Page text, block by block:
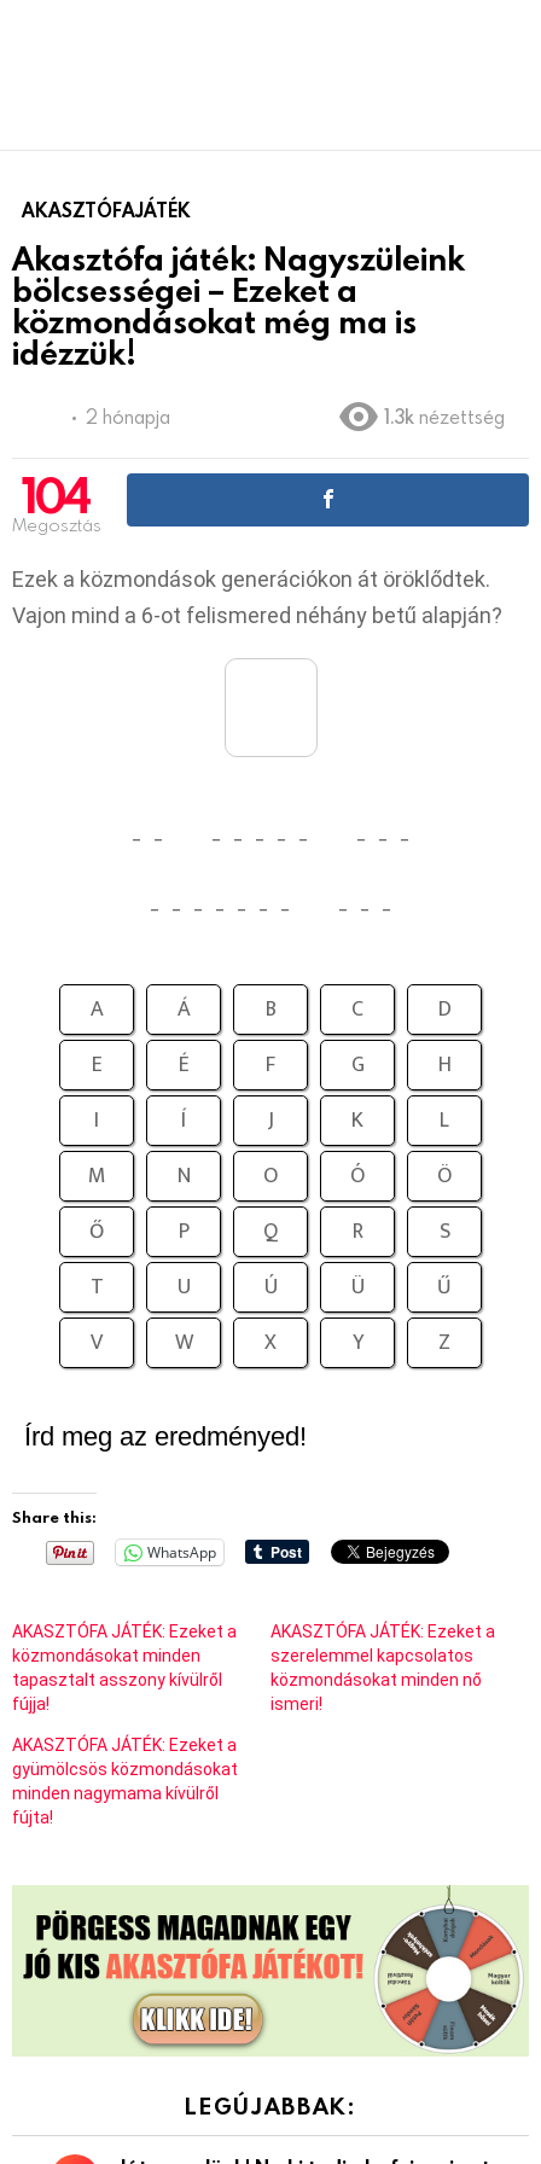
AKASZTÓFAJÁTÉK
Akasztófa játék: Nagyszüleink
bölcsességei – Ezeket a
közmondásokat még ma is
idézzük!
2 hónapja 1.3k nézettség
104
Megosztás
Ezek a közmondások generációkon át öröklődtek.
Vajon mind a 6-ot felismered néhány betű alapján?
A Á B C
D
E
É F G
H
I
Í J K
L
M
N O Ó
Ö
Ő
P Q R
S
T
U Ú Ü
Ű
V
W X Y Z
Írd meg az eredményed!
Share this:
WhatsApp
AKASZTÓFA JÁTÉK: Ezeket a
közmondásokat minden
tapasztalt asszony kívülről
fújja!
AKASZTÓFA JÁTÉK: Ezeket a
szerelemmel kapcsolatos
közmondásokat minden nő
ismeri!
AKASZTÓFA JÁTÉK: Ezeket a
gyümölcsös közmondásokat
minden nagymama kívülről
fújta!
LEGÚJABBAK: